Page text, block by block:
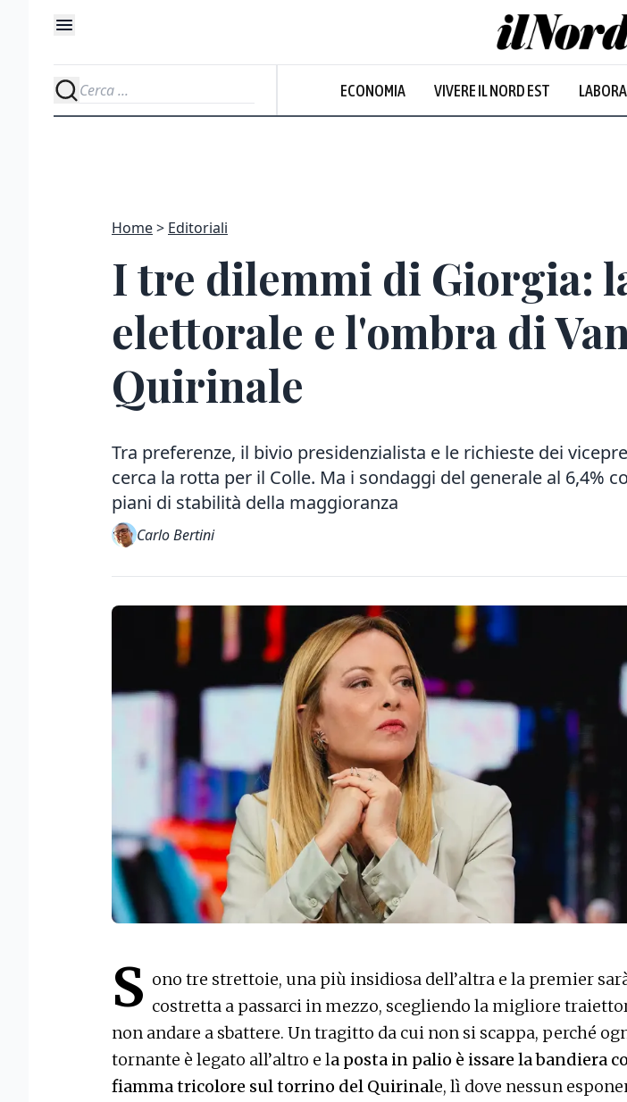
ECONOMIA VIVERE IL NORD EST
Home Editoriali
I tre dilemmi di Giorgia:
elettorale e l'ombra di
Quirinale
Tra preferenze, il bivio presidenzialista e le richieste dei
cerca la rotta per il Colle. Ma i sondaggi del generale al 6,4%
piani di stabilità della maggioranza
Carlo Bertini
S ono tre strettoie, una più insidiosa dell’altra e la premier
costretta a passarci in mezzo, scegliendo la migliore
non andare a sbattere. Un tragitto da cui non si scappa, perché
tornante è legato all’altro e la posta in palio è issare la bandiera
fiamma tricolore sul torrino del Quirinale, lì dove nessun